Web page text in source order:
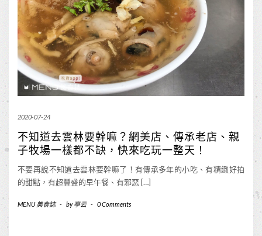
2020-07-24
不知道去雲林要幹嘛？網美店、傳承老店、親
子牧場一樣都不缺，快來吃玩一整天！
不要再說不知道去雲林要幹嘛了！有傳承多年的小吃、有精緻好拍
的甜點，有超豐盛的早午餐、有邪惡 […]
MENU 美食誌 - by亭云 - 0 Comments